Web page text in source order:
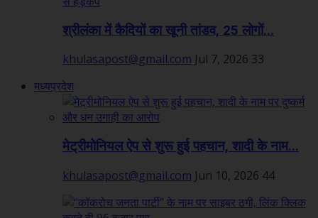
श्रीलंका में कैदियों का खूनी तांडव, 25 लोगों...
khulasapost@gmail.com Jul 7, 2026 33
मध्यप्रदेश
मेट्रीमोनियल ऐप से शुरू हुई पहचान, शादी के नाम...
khulasapost@gmail.com Jun 10, 2026 44